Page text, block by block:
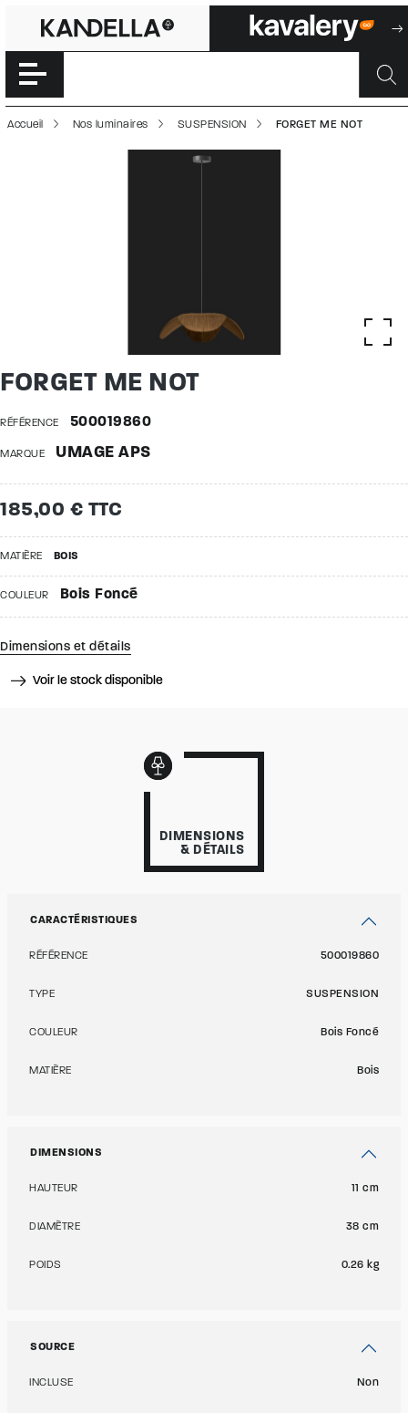
FORGET ME
Accéder directement au contenu de la page
Accueil Nos luminaires SUSPENSION FORGET ME NOT
FORGET ME NOT
RÉFÉRENCE 500019860
MARQUE UMAGE APS
185,00 € TTC
MATIÈRE BOIS
COULEUR Bois Foncé
Dimensions et détails
Voir le stock disponible
DIMENSIONS
& DÉTAILS
CARACTÉRISTIQUES
RÉFÉRENCE 500019860
TYPE SUSPENSION
COULEUR Bois Foncé
MATIÈRE Bois
DIMENSIONS
HAUTEUR 11 cm
DIAMÈTRE 38 cm
POIDS 0.26 kg
SOURCE
INCLUSE Non